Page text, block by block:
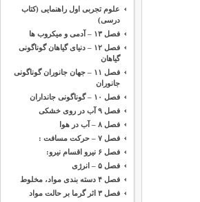
علوم تجربی اول راهنمایی (کتاب
درسی)
فصل ۱۳ – آدمی و میکروب ها
فصل ۱۲ – دنیای گیاهان گوناگونی
گیاهان
فصل ۱۱ – جهان جانوران گوناگونی
جانوران
فصل ۱۰ – گوناگونی جانداران
فصل ۹ آب در روی خشکی
فصل ۸ – آب در هوا
فصل ۷ – حرکت مسافت :
فصل ۶ نیرو اقسام نیرو:
فصل ۵ – انرژی
فصل ۴ دسته بندی مواد، مخلوط
فصل ۳ اثر گرما بر حالت مواد